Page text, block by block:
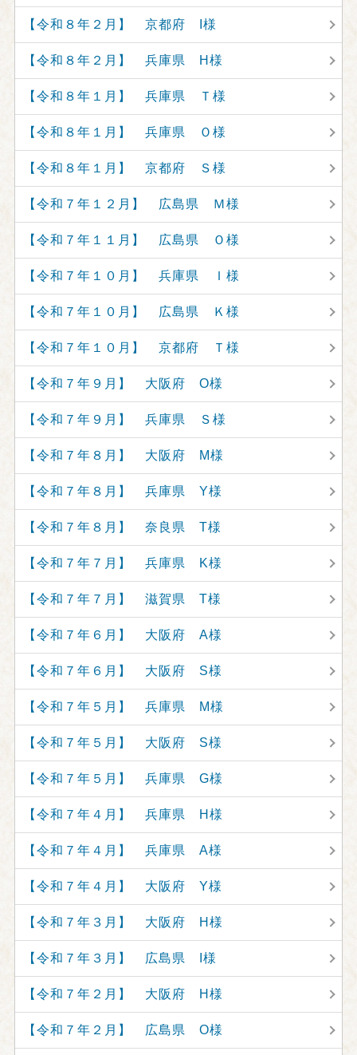
【令和８年２月】 京都府 I様
【令和８年２月】 兵庫県 H様
【令和８年１月】 兵庫県 Ｔ様
【令和８年１月】 兵庫県 Ｏ様
【令和８年１月】 京都府 Ｓ様
【令和７年１２月】 広島県 Ｍ様
【令和７年１１月】 広島県 Ｏ様
【令和７年１０月】 兵庫県 Ｉ様
【令和７年１０月】 広島県 Ｋ様
【令和７年１０月】 京都府 Ｔ様
【令和７年９月】 大阪府 O様
【令和７年９月】 兵庫県 Ｓ様
【令和７年８月】 大阪府 M様
【令和７年８月】 兵庫県 Y様
【令和７年８月】 奈良県 T様
【令和７年７月】 兵庫県 K様
【令和７年７月】 滋賀県 T様
【令和７年６月】 大阪府 A様
【令和７年６月】 大阪府 S様
【令和７年５月】 兵庫県 M様
【令和７年５月】 大阪府 S様
【令和７年５月】 兵庫県 G様
【令和７年４月】 兵庫県 H様
【令和７年４月】 兵庫県 A様
【令和７年４月】 大阪府 Y様
【令和７年３月】 大阪府 H様
【令和７年３月】 広島県 I様
【令和７年２月】 大阪府 H様
【令和７年２月】 広島県 O様